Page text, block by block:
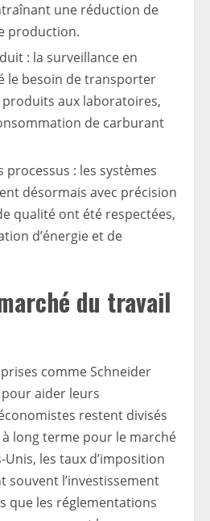
une réduction de
production.
: la surveillance en
le besoin de transporter
aux laboratoires,
de carburant
: les systèmes
désormais avec précision
qualité ont été respectées,
d’énergie et de
du travail
comme Schneider
pour aider leurs
restent divisés
long terme pour le marché
les taux d’imposition
souvent l’investissement
que les réglementations